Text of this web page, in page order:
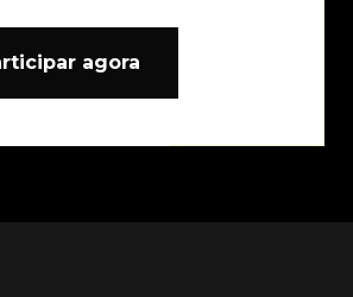
agora